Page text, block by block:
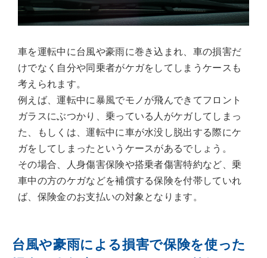
車を運転中に台風や豪雨に巻き込まれ、車の損害だ
けでなく自分や同乗者がケガをしてしまうケースも
考えられます。
例えば、運転中に暴風でモノが飛んできてフロント
ガラスにぶつかり、乗っている人がケガしてしまっ
た、もしくは、運転中に車が水没し脱出する際にケ
ガをしてしまったというケースがあるでしょう。
その場合、人身傷害保険や搭乗者傷害特約など、乗
車中の方のケガなどを補償する保険を付帯していれ
ば、保険金のお支払いの対象となります。
台風や豪雨による損害で保険を使った